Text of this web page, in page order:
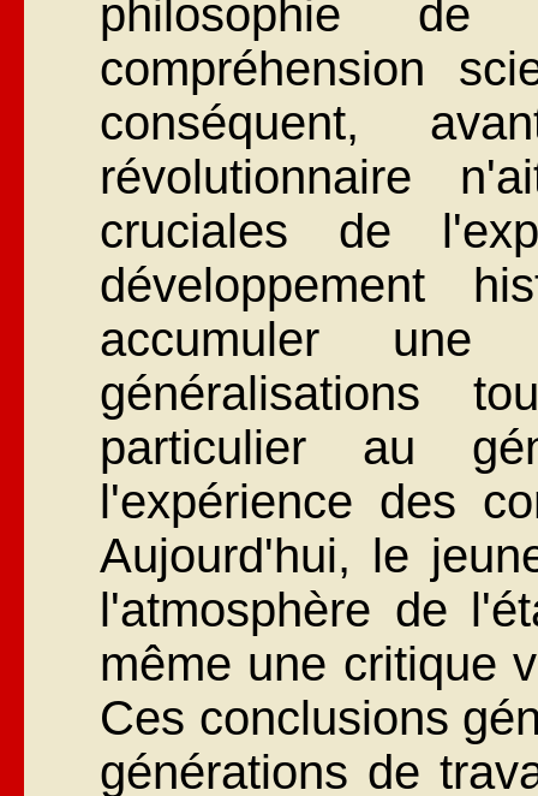
philosophie
compréhension
conséquent,
révolutionnaire
cruciales de
développement
accumuler une
généralisations
particulier au
l'expérience des
Aujourd'hui, le
l'atmosphère de
même une critique
Ces conclusions
générations de